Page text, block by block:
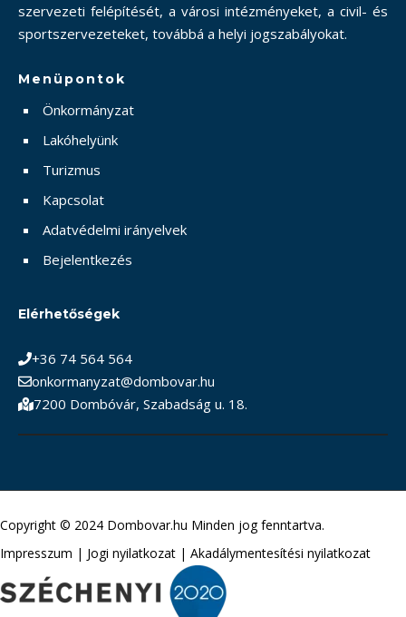
szervezeti felépítését, a városi intézményeket, a civil- és
sportszervezeteket, továbbá a helyi jogszabályokat.
Menüpontok
Önkormányzat
Lakóhelyünk
Turizmus
Kapcsolat
Adatvédelmi irányelvek
Bejelentkezés
Elérhetőségek
+36 74 564 564
onkormanyzat@dombovar.hu
7200 Dombóvár, Szabadság u. 18.
Copyright © 2024 Dombovar.hu Minden jog fenntartva.
Impresszum | Jogi nyilatkozat | Akadálymentesítési nyilatkozat